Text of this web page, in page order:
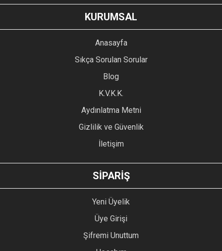
YORUM YAZ
konularda yetersiz gördüğünüz noktaları öneri formunu
kullanarak tarafımıza iletebilirsiniz.
Ürün resmi kalitesiz, bozuk veya görüntülenemiyor.
Ürün açıklamasında eksik bilgiler bulunuyor.
Ürün bilgilerinde hatalar bulunuyor.
Ürün fiyatı diğer sitelerden daha pahalı.
GÖNDER
KURUMSAL
Anasayfa
Sıkça Sorulan Sorular
Blog
K.V.K.K.
Aydınlatma Metni
Gizlilik ve Güvenlik
İletişim
SİPARİŞ
Yeni Üyelik
Üye Girişi
Şifremi Unuttum